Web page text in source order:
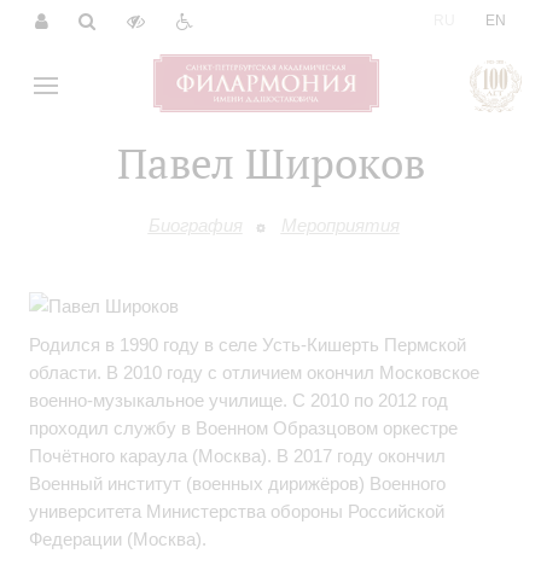
EN
Павел Широков
Биография Мероприятия
Родился в 1990 году в селе Усть‑Кишерть Пермской
области. В 2010 году с отличием окончил Московское
военно‑музыкальное училище. С 2010 по 2012 год
проходил службу в Военном Образцовом оркестре
Почётного караула (Москва). В 2017 году окончил
Военный институт (военных дирижёров) Военного
университета Министерства обороны Российской
Федерации (Москва).